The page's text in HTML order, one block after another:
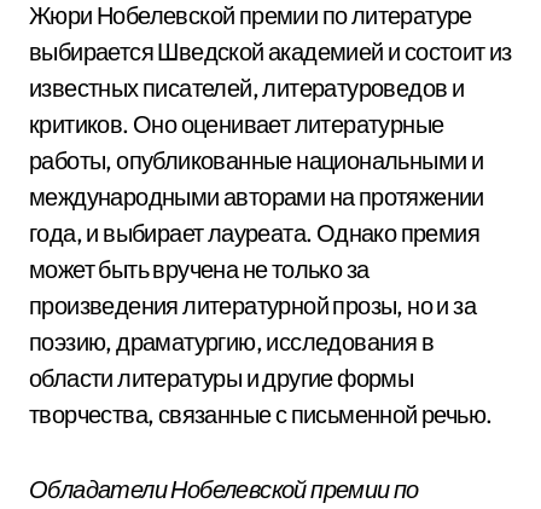
Жюри Нобелевской премии по литературе
выбирается Шведской академией и состоит из
известных писателей, литературоведов и
критиков. Оно оценивает литературные
работы, опубликованные национальными и
международными авторами на протяжении
года, и выбирает лауреата. Однако премия
может быть вручена не только за
произведения литературной прозы, но и за
поэзию, драматургию, исследования в
области литературы и другие формы
творчества, связанные с письменной речью.
Обладатели Нобелевской премии по